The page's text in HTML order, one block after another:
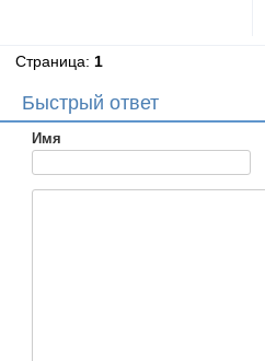
Страница: 1
Быстрый ответ
Имя